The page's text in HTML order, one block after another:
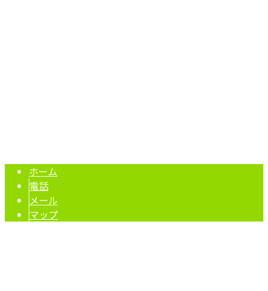
ホーム
電話
メール
マップ